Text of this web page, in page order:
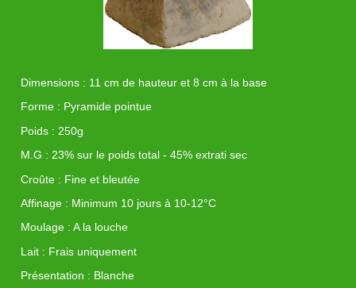
Dimensions : 11 cm de hauteur et 8 cm à la base
Forme : Pyramide pointue
Poids : 250g
M.G : 23% sur le poids total - 45% extrati sec
Croûte : Fine et bleutée
Affinage : Minimum 10 jours à 10-12°C
Moulage : A la louche
Lait : Frais uniquement
Présentation : Blanche